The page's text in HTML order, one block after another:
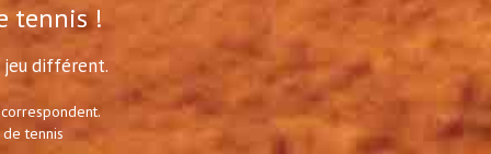
tennis !
jeu différent.
tennis